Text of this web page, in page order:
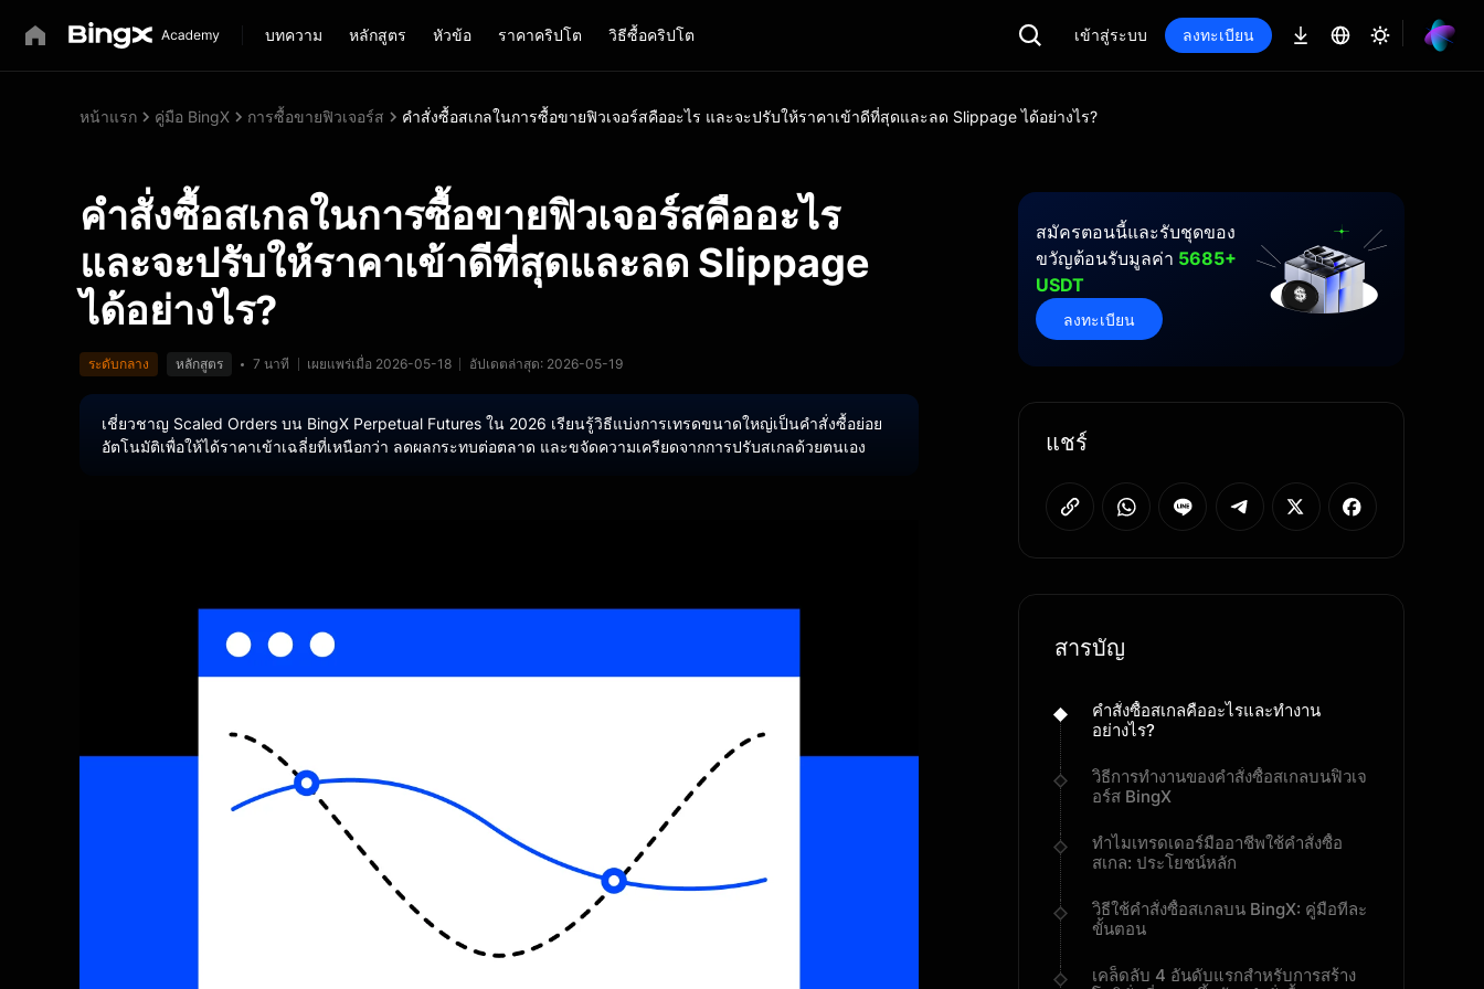
บทความ หลักสูตร หัวข้อ ราคาคริปโต วิธีซื้อคริปโต เข้าสู่ระบบ ลงทะเบียน
หน้าแรก คู่มือ BingX การซื้อขายฟิวเจอร์ส คำสั่งซื้อสเกลในการซื้อขายฟิวเจอร์สคืออะไร และจะปรับให้ราคาเข้าดีที่สุดและลด Slippage ได้อย่างไร?
คำสั่งซื้อสเกลในการซื้อขายฟิวเจอร์สคืออะไร
และจะปรับให้ราคาเข้าดีที่สุดและลด Slippage
ได้อย่างไร?
ระดับกลาง หลักสูตร 7 นาที เผยแพร่เมื่อ 2026-05-18 อัปเดตล่าสุด: 2026-05-19
เชี่ยวชาญ Scaled Orders บน BingX Perpetual Futures ใน 2026 เรียนรู้วิธีแบ่งการเทรดขนาดใหญ่เป็นคำสั่งซื้อย่อย
อัตโนมัติเพื่อให้ได้ราคาเข้าเฉลี่ยที่เหนือกว่า ลดผลกระทบต่อตลาด และขจัดความเครียดจากการปรับสเกลด้วยตนเอง
สมัครตอนนี้และรับชุดของ
ขวัญต้อนรับมูลค่า 5685+
USDT
ลงทะเบียน
แชร์
สารบัญ
คำสั่งซื้อสเกลคืออะไรและทำงาน
อย่างไร?
วิธีการทำงานของคำสั่งซื้อสเกลบนฟิวเจ
อร์ส BingX
ทำไมเทรดเดอร์มืออาชีพใช้คำสั่งซื้อ
สเกล: ประโยชน์หลัก
วิธีใช้คำสั่งซื้อสเกลบน BingX: คู่มือทีละ
ขั้นตอน
เคล็ดลับ 4 อันดับแรกสำหรับการสร้าง